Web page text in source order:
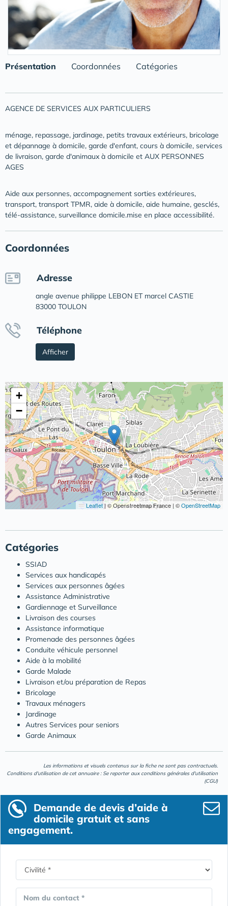
Présentation Coordonnées Catégories
AGENCE DE SERVICES AUX PARTICULIERS
ménage, repassage, jardinage, petits travaux extérieurs, bricolage
et dépannage à domicile, garde d'enfant, cours à domicile, services
de livraison, garde d'animaux à domicile et AUX PERSONNES
AGES
Aide aux personnes, accompagnement sorties extérieures,
transport, transport TPMR, aide à domicile, aide humaine, gesclés,
télé-assistance, surveillance domicile.mise en place accessibilité.
Coordonnées
Adresse
angle avenue philippe LEBON ET marcel CASTIE
83000 TOULON
Téléphone
Afficher
+
−
Leaflet|© Openstreetmap France | ©OpenStreetMap
Catégories
SSIAD
Services aux handicapés
Services aux personnes âgées
Assistance Administrative
Gardiennage et Surveillance
Livraison des courses
Assistance informatique
Promenade des personnes âgées
Conduite véhicule personnel
Aide à la mobilité
Garde Malade
Livraison et/ou préparation de Repas
Bricolage
Travaux ménagers
Jardinage
Autres Services pour seniors
Garde Animaux
Les informations et visuels contenus sur la fiche ne sont pas contractuels.
Conditions d'utilisation de cet annuaire : Se reporter aux conditions générales d'utilisation
(CGU)
Demande de devis d’aide à
domicile gratuit et sans
engagement.
Nom du contact *